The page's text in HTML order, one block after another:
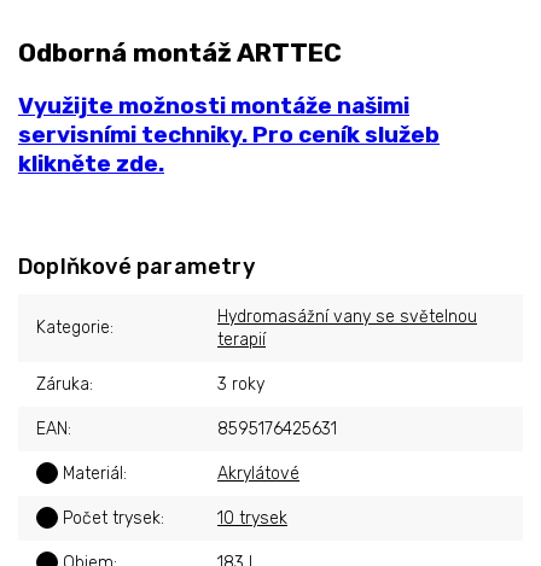
Odborná montáž ARTTEC
Využijte možnosti montáže našimi
servisními techniky. Pro ceník služeb
klikněte zde.
Doplňkové parametry
Kategorie:
Hydromasážní vany se světelnou
terapií
Záruka: 3 roky
EAN: 8595176425631
Materiál : Akrylátové
Počet trysek: 10 trysek